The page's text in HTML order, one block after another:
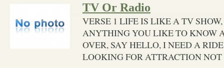
TV Or Radio
VERSE 1 LIFE IS LIKE A TV
ANYTHING YOU LIKE TO KNOW
OVER, SAY HELLO, I NEED A
LOOKING FOR ATTRACTION